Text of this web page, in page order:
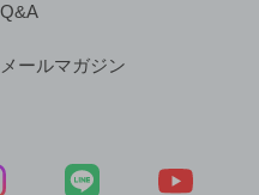
Q&A
メールマガジン